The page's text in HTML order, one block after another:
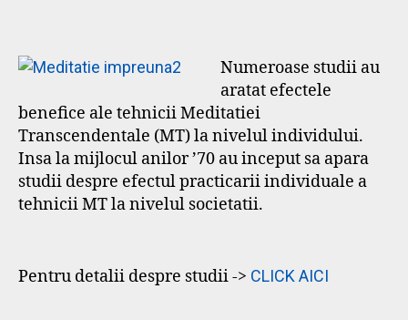
Numeroase studii au
aratat efectele
benefice ale tehnicii Meditatiei
Transcendentale (MT) la nivelul individului.
Insa la mijlocul anilor ’70 au inceput sa apara
studii despre efectul practicarii individuale a
tehnicii MT la nivelul societatii.
Pentru detalii despre studii -> CLICK AICI